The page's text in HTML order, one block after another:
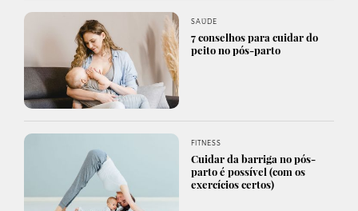
SAÚDE
7 conselhos para cuidar do
peito no pós-parto
FITNESS
Cuidar da barriga no pós-
parto é possível (com os
exercícios certos)